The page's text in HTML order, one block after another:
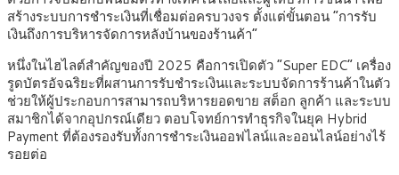
สร้างระบบการชำระเงินที่เชื่อมต่อครบวงจร ตั้งแต่ขั้นตอน “การรับ
เงินถึงการบริหารจัดการหลังบ้านของร้านค้า”
หนึ่งในไฮไลต์สำคัญของปี 2025 คือการเปิดตัว “Super EDC” เครื่อง
รูดบัตรอัจฉริยะที่ผสานการรับชำระเงินและระบบจัดการร้านค้าในตัว
ช่วยให้ผู้ประกอบการสามารถบริหารยอดขาย สต็อก ลูกค้า และระบบ
สมาชิกได้จากอุปกรณ์เดียว ตอบโจทย์การทำธุรกิจในยุค Hybrid
Payment ที่ต้องรองรับทั้งการชำระเงินออฟไลน์และออนไลน์อย่างไร้
รอยต่อ